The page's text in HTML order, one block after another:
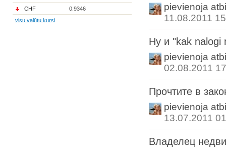
CHF
0.9346
visu valūtu kursi
pievienoja
11.08.2011
Ну и "kak nalogi
pievienoja
02.08.2011
Прочтите в
pievienoja
13.07.2011
Владелец